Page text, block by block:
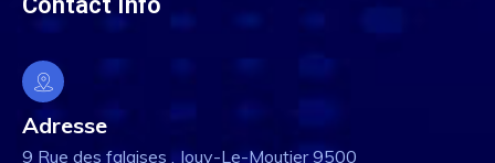
Adresse
9 Rue des falaises , Jouy-Le-Moutier 9500